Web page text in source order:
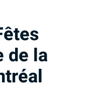
de la